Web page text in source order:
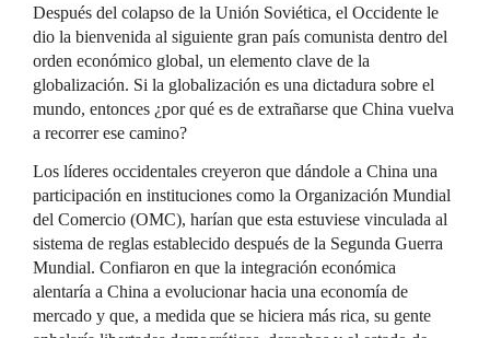
Después del colapso de la Unión Soviética, el Occidente le
dio la bienvenida al siguiente gran país comunista dentro del
orden económico global, un elemento clave de la
globalización. Si la globalización es una dictadura sobre el
mundo, entonces ¿por qué es de extrañarse que China vuelva
a recorrer ese camino?
Los líderes occidentales creyeron que dándole a China una
participación en instituciones como la Organización Mundial
del Comercio (OMC), harían que esta estuviese vinculada al
sistema de reglas establecido después de la Segunda Guerra
Mundial. Confiaron en que la integración económica
alentaría a China a evolucionar hacia una economía de
mercado y que, a medida que se hiciera más rica, su gente